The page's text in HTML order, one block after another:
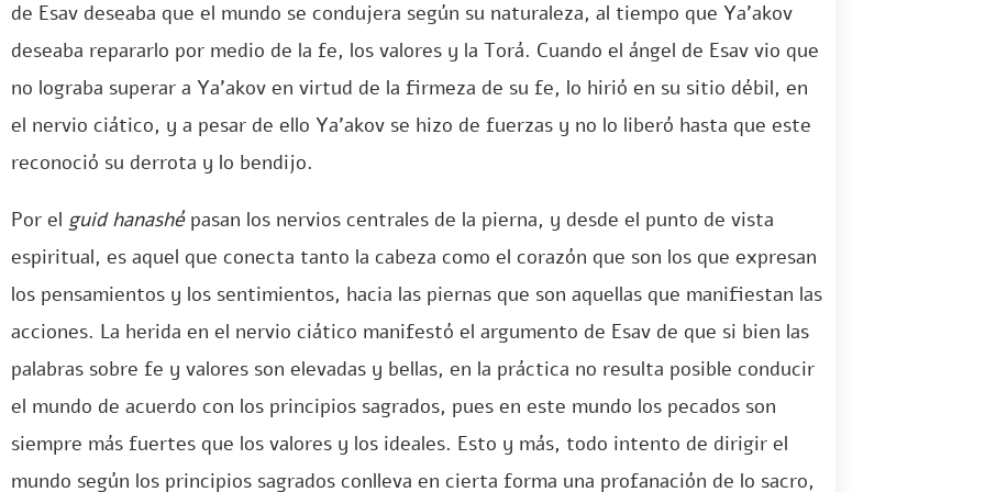
de Esav deseaba que el mundo se condujera según su naturaleza, al tiempo que Ya’akov
deseaba repararlo por medio de la fe, los valores y la Torá. Cuando el ángel de Esav vio que
no lograba superar a Ya’akov en virtud de la firmeza de su fe, lo hirió en su sitio débil, en
el nervio ciático, y a pesar de ello Ya’akov se hizo de fuerzas y no lo liberó hasta que este
reconoció su derrota y lo bendijo.
Por el guid hanashépasan los nervios centrales de la pierna, y desde el punto de vista
espiritual, es aquel que conecta tanto la cabeza como el corazón que son los que expresan
los pensamientos y los sentimientos, hacia las piernas que son aquellas que manifiestan las
acciones. La herida en el nervio ciático manifestó el argumento de Esav de que si bien las
palabras sobre fe y valores son elevadas y bellas, en la práctica no resulta posible conducir
el mundo de acuerdo con los principios sagrados, pues en este mundo los pecados son
siempre más fuertes que los valores y los ideales. Esto y más, todo intento de dirigir el
mundo según los principios sagrados conlleva en cierta forma una profanación de lo sacro,